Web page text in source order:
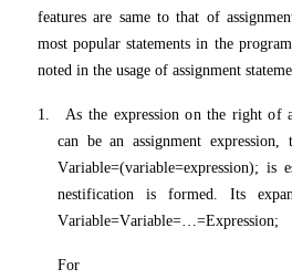
features are same to that of assignmen
most popular statements in the program
noted in the usage of assignment stateme
1 As the expression on the right of
can be an assignment expression
Variable=(variable=expression); is e
nestification isformed . Itsexpa
Variable=Variable=… =Expression;
For